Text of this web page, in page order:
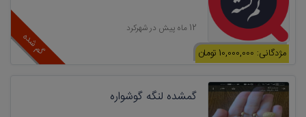
گم شده مژدگانی: 10,000,000 تومان
12 ماه پیش در شهرکرد
گمشده لنگه گوشواره